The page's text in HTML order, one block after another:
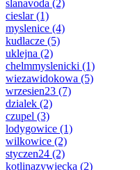
slanavoda (2)
cieslar(1)
myslenice (4)
kudlacze (5)
uklejna (2)
chelmmyslenicki (1)
wiezawidokowa (5)
wrzesien23 (7)
dzialek (2)
czupel (3)
lodygowice (1)
wilkowice (2)
styczen24 (2)
kotlinazywiecka (2)